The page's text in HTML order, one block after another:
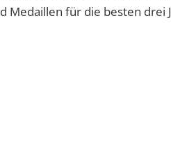
Medaillen für die besten drei